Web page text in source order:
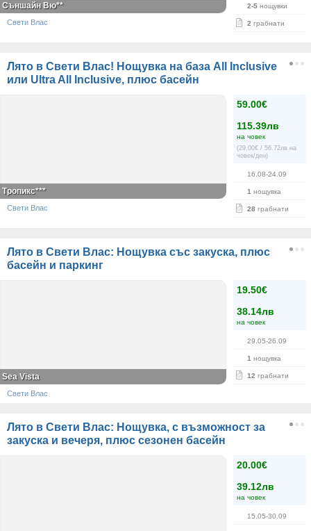
2-5 нощувки
2 грабнати
Съншайн Вю**
Свети Влас
Лято в Свети Влас! Нощувка на база All Inclusive
или Ultra All Inclusive, плюс басейн
59.00€
115.39лв
на човек
(29.00€ / 56.72лв на
човек/ден)
16.08-24.09
1 нощувка
28 грабнати
Тропикс***
Свети Влас
Лято в Свети Влас: Нощувка със закуска, плюс
басейн и паркинг
19.50€
38.14лв
на човек
29.05-26.09
1 нощувка
12 грабнати
Sea Vista
Свети Влас
Лято в Свети Влас: Нощувка, с възможност за
закуска и вечеря, плюс сезонен басейн
20.00€
39.12лв
на човек
15.05-30.09